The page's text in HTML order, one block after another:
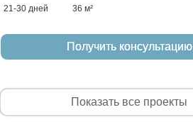
21-30 дней
36 м²
Получить консультацию
Показать все проекты